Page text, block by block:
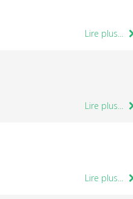
Lire plus...
Lire plus...
Lire plus...